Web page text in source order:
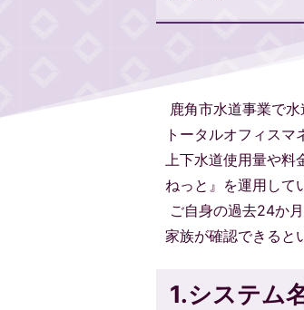
鹿角市水道事業で
トータルオフィス
上下水道使用量や料
ねっと』を運用して
ご自身の過去24か
家族が確認できると
1.システム